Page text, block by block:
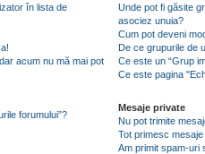
în lista de
acum nu mă mai pot
forumului”?
Unde pot fi găsite
asociez unuia?
Cum pot deveni
De ce grupurile de
Ce este un “Grup
Ce este pagina
Mesaje private
Nu pot trimite
Tot primesc
Am primit spam-uri